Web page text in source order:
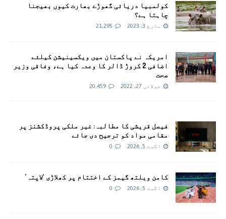
کولمبیا دریائی گھوڑے بھارت کیوں بھیجنا
چاہتا ہے؟
مارچ 3, 2023 21,295
امريکہ نے پاکستان میں ویکسینیشن کیلئے
اضافی 2 کروڑ ڈالر کا وعدہ کیا ہے، وفاقی وزیر
صحت
جولائی 27, 2022 20,459
فیصل قریشی کا مطالبہ: غیر ملکی پروڈکشنز پر
مقامی مواد کو ترجیح دی جائے
اگست 5, 2026 0
کامن ویلتھ گیمز کے اختتام پر کھلاڑی ‘لاپتہ’
اگست 5, 2026 0